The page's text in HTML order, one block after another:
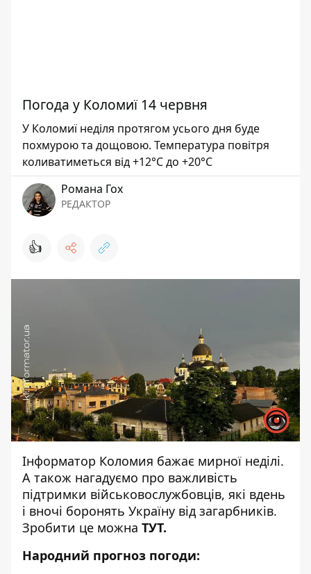
Погода у Коломиї 14 червня
У Коломиї неділя протягом усього дня буде
похмурою та дощовою. Температура повітря
коливатиметься від +12°С до +20°С
Романа Гох
РЕДАКТОР
👍
Інформатор Коломия бажає мирної неділі.
А також нагадуємо про важливість
підтримки військовослужбовців, які вдень
і вночі боронять Україну від загарбників.
Зробити це можна ТУТ.
Народний прогноз погоди: